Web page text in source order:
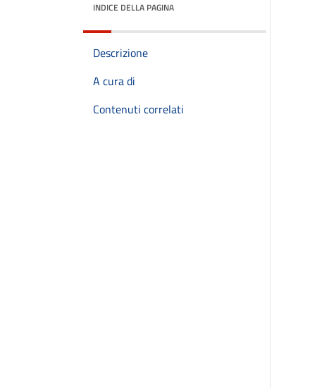
INDICE DELLA PAGINA
Descrizione
A cura di
Contenuti correlati